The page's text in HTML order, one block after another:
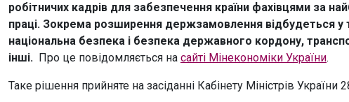
робітничих кадрів для забезпечення країни фахівцями за
праці. Зокрема розширення держзамовлення відбудеться у
національна безпека і безпека державного кордону,
інші. Про це повідомляється на сайті Мінекономіки України.
Таке рішення прийняте на засіданні Кабінету Міністрів України